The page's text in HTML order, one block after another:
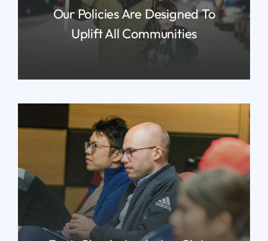
Our Policies Are Designed To
Uplift All Communities